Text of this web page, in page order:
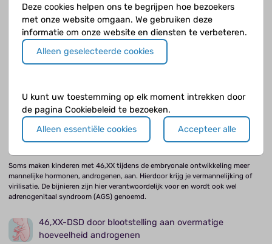
Normaal gesproken mondt je plasbuis uit op de top van de penis, de opening
zit in het midden van de eikel. Als dat niet zo is, heb je een hypospadie. Dit
komt vaak spontaan voor. Soms is een vorm van DSD de oorzaak.
46,XX-DSD
door blootstelling aan mannelijke hormonen, waardoor virilisatie kan optreden
en er mannelijke kenmerken worden ontwikkeld.
46,XX-DSD door overmatige aanmaak van
Soms maken kinderen met 46,XX tijdens de embryonale ontwikkeling meer
mannelijke hormonen, androgenen, aan. Hierdoor krijg je vermannelijking of
virilisatie. De bijnieren zijn hier verantwoordelijk voor en wordt ook wel
adrenogenitaal syndroom (AGS) genoemd.
46,XX-DSD door blootstelling aan overmatige
hoeveelheid androgenen
Deze cookies helpen ons te begrijpen hoe bezoekers
met onze website omgaan. We gebruiken deze
informatie om onze website en diensten te verbeteren.
Alleen geselecteerde cookies
U kunt uw toestemming op elk moment intrekken door
de pagina Cookiebeleid te bezoeken.
Alleen essentiële cookies
Accepteer alle